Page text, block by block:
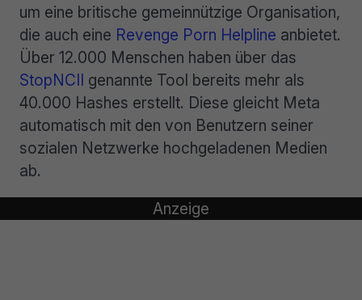
um eine britische gemeinnützige Organisation,
die auch eine Revenge Porn Helpline anbietet.
Über 12.000 Menschen haben über das
StopNCII genannte Tool bereits mehr als
40.000 Hashes erstellt. Diese gleicht Meta
automatisch mit den von Benutzern seiner
sozialen Netzwerke hochgeladenen Medien
ab.